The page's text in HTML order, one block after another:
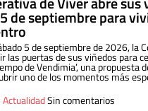
de septiembre para
5 de septiembre de 2026, la
las puertas de sus viñedos para
de Vendimia’, una propuesta
uno de los momentos más
ActualidadSin comentarios